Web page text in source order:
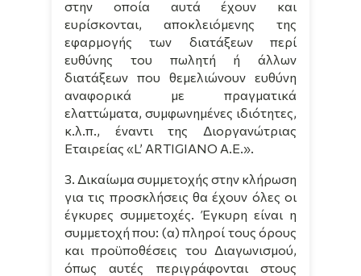
στην οποία αυτά έχουν και
ευρίσκονται, αποκλειόμενης της
εφαρμογής των διατάξεων περί
ευθύνης του πωλητή ή άλλων
διατάξεων που θεμελιώνουν ευθύνη
αναφορικά με πραγματικά
ελαττώματα, συμφωνημένες ιδιότητες,
κ.λ.π., έναντι της Διοργανώτριας
Εταιρείας «L’ ARTIGIANO A.E.».
3. Δικαίωμα συμμετοχής στην κλήρωση
για τις προσκλήσεις θα έχουν όλες οι
έγκυρες συμμετοχές. Έγκυρη είναι η
συμμετοχή που: (α) πληροί τους όρους
και προϋποθέσεις του Διαγωνισμού,
όπως αυτές περιγράφονται στους